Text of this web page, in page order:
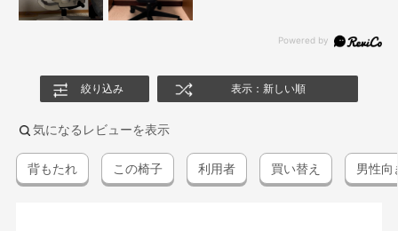
絞り込み 表示：新しい順
気になるレビューを表示
背もたれ この椅子 利用者 買い替え 男性向